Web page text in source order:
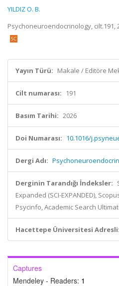
YILDIZ O. B.
Psychoneuroendocrinology, cilt.191,
Yayın Türü: Makale / Editöre
Cilt numarası: 191
Basım Tarihi: 2026
Doi Numarası: 10.1016/
Dergi Adı:
Derginin Tarandığı İndeksler:
Expanded (SCI-EXPANDED),
Psycinfo, Academic Search
Hacettepe Üniversitesi Adresli:
Captures
Mendeley - Readers: 1